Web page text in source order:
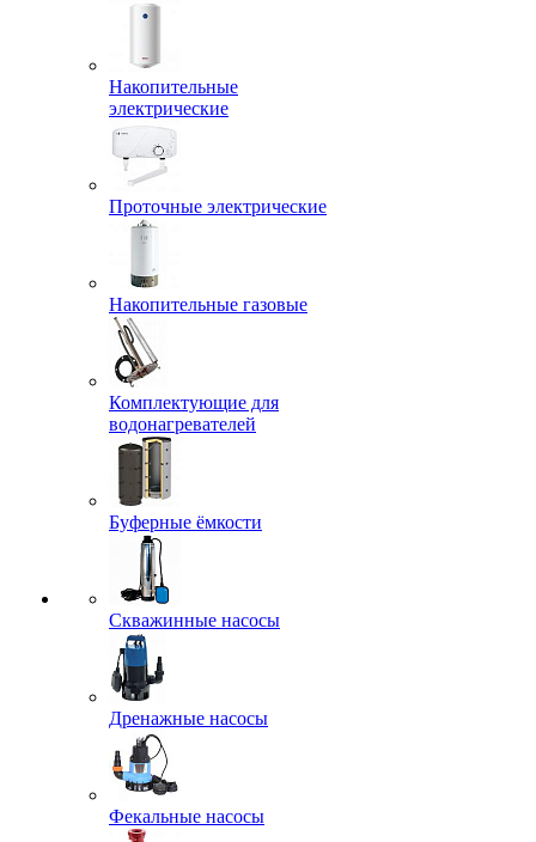
Накопительные
электрические
Проточные электрические
Накопительные газовые
Комплектующие для
водонагревателей
Буферные ёмкости
Скважинные насосы
Дренажные насосы
Фекальные насосы